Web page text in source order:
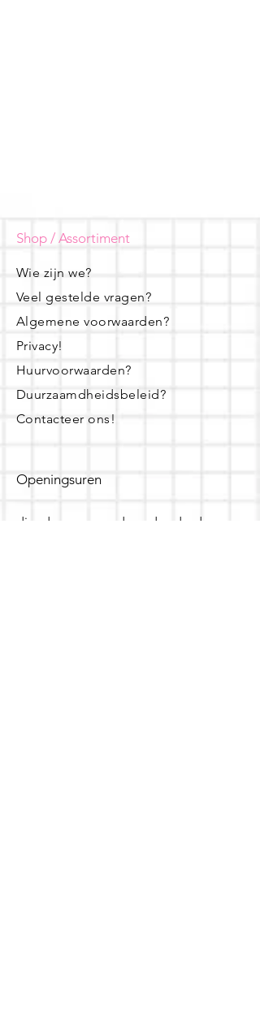
Shop / Assortiment
Wie zijn we?
Veel gestelde vragen?
Algemene voorwaarden?
Privacy!
Huurvoorwaarden?
Duurzaamdheidsbeleid?
Contacteer ons!
Openingsuren
dinsdag - woensdag- donderdag: